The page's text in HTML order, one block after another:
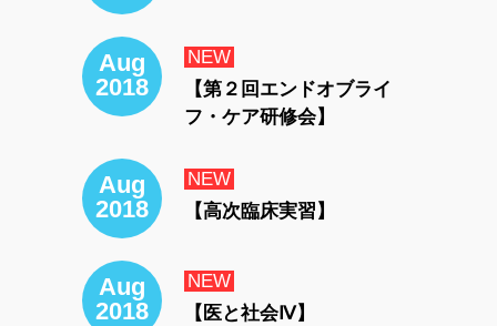
Aug
2018
NEW
【第２回エンドオブライ
フ・ケア研修会】
Aug
2018
NEW
【高次臨床実習】
Aug
2018
NEW
【医と社会Ⅳ】